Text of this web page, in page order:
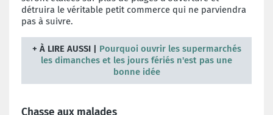
détruira le véritable petit commerce qui ne parviendra
pas à suivre.
+ À LIRE AUSSI | Pourquoi ouvrir les supermarchés
les dimanches et les jours fériés n'est pas une
bonne idée
Chasse aux malades